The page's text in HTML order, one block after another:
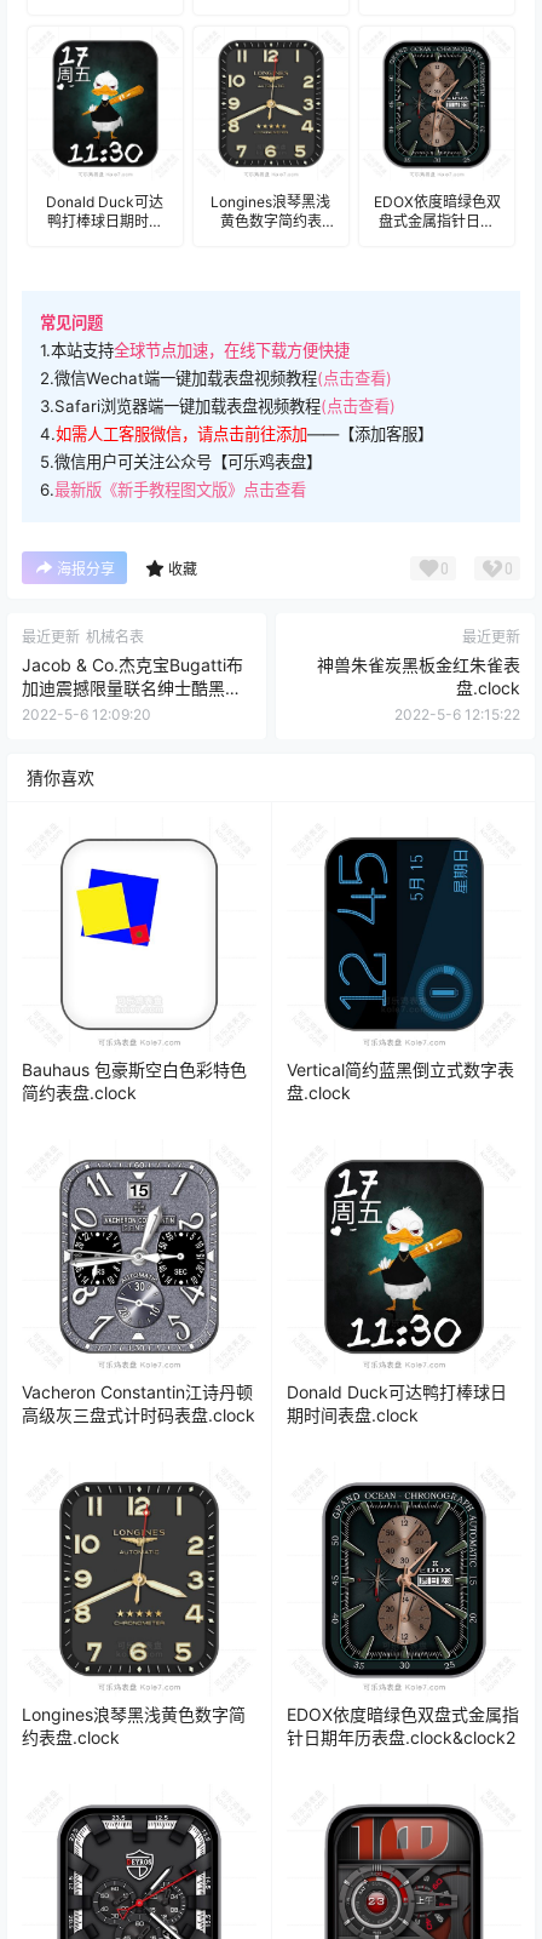
Donald Duck可达
鸭打棒球日期时间
Longines浪琴黑浅
黄色数字简约表
EDOX依度暗绿色双
盘式金属指针日期
常见问题
1.本站支持全球节点加速，在线下载方便快捷
2.微信Wechat端一键加载表盘视频教程(点击查看)
3.Safari浏览器端一键加载表盘视频教程(点击查看)
4.如需人工客服微信，请点击前往添加——【添加客服】
5.微信用户可关注公众号【可乐鸡表盘】
6.最新版《新手教程图文版》点击查看
海报分享 收藏 0 0
最近更新 机械名表
Jacob & Co.杰克宝Bugatti布
加迪震撼限量联名绅士酷黑金
属高级质感表盘.clock
2022-5-6 12:09:20
最近更新
神兽朱雀炭黑板金红朱雀表
盘.clock
2022-5-6 12:15:22
猜你喜欢
Bauhaus 包豪斯空白色彩特色
简约表盘.clock
Vertical简约蓝黑倒立式数字表
盘.clock
Vacheron Constantin江诗丹顿
高级灰三盘式计时码表盘.clock
Donald Duck可达鸭打棒球日
期时间表盘.clock
Longines浪琴黑浅黄色数字简
约表盘.clock
EDOX依度暗绿色双盘式金属指
针日期年历表盘.clock&clock2